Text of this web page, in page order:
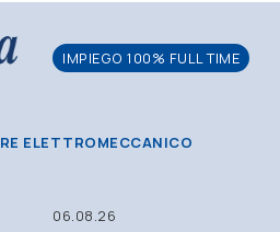
IMPIEGO 100% FULL TIME
ELETTROMECCANICO
06.08.26